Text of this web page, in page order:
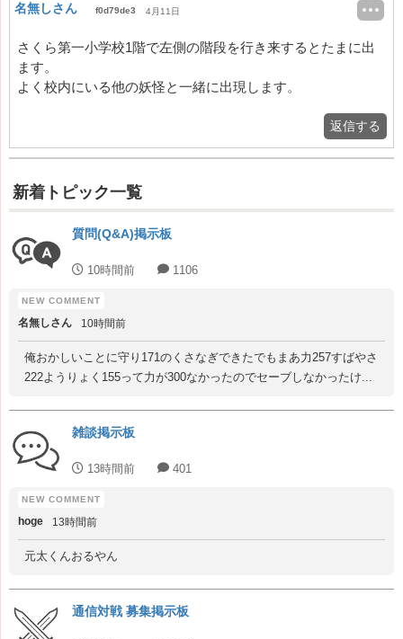
名無しさん f0d79de3 4月11日
さくら第一小学校1階で左側の階段を行き来するとたまに出
ます。
よく校内にいる他の妖怪と一緒に出現します。
返信する
新着トピック一覧
質問(Q&A)掲示板
10時間前 1106
名無しさん 10時間前
俺おかしいことに守り171のくさなぎできたでもまあ力257すばやさ
222ようりょく155って力が300なかったのでセーブしなかったけ...
雑談掲示板
13時間前 401
hoge 13時間前
元太くんおるやん
通信対戦 募集掲示板